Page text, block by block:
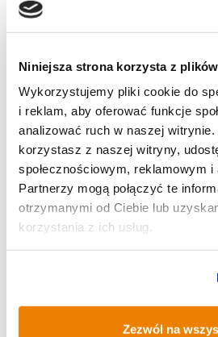
Niniejsza strona korzysta z
Wykorzystujemy pliki cookie do
i reklam, aby oferować funkcje
analizować ruch w naszej
korzystasz z naszej witryny,
społecznościowym, reklamowym i
Partnerzy mogą połączyć te
otrzymanymi od Ciebie lub
korzystania z ich usług.
Zezwól na
AKTUALNOŚCI
EKO WIADOMOŚCI